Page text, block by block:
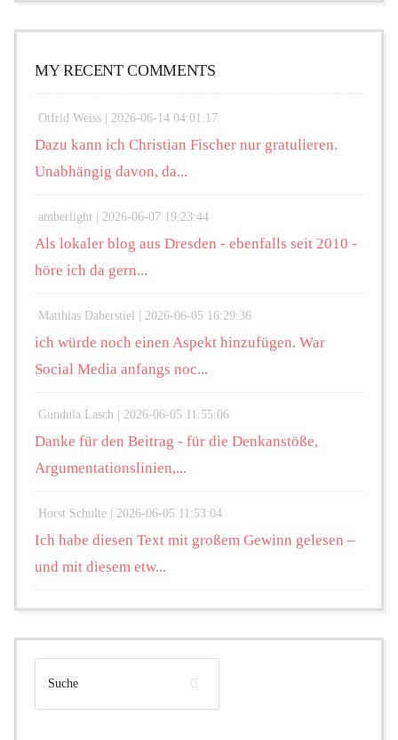
MY RECENT COMMENTS
Otfrid Weiss | 2026-06-14 04:01:17
Dazu kann ich Christian Fischer nur gratulieren.
Unabhängig davon, da...
amberlight | 2026-06-07 19:23:44
Als lokaler blog aus Dresden - ebenfalls seit 2010 -
höre ich da gern...
Matthias Daberstiel | 2026-06-05 16:29:36
ich würde noch einen Aspekt hinzufügen. War
Social Media anfangs noc...
Gundula Lasch | 2026-06-05 11:55:06
Danke für den Beitrag - für die Denkanstöße,
Argumentationslinien,...
Horst Schulte | 2026-06-05 11:53:04
Ich habe diesen Text mit großem Gewinn gelesen –
und mit diesem etw...